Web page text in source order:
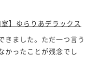
室】ゆらりあデラックス
きました。ただ一つ言う
かったことが残念でし